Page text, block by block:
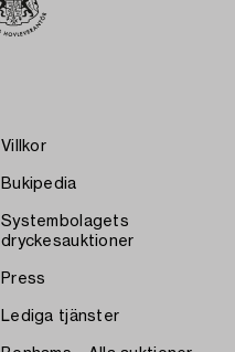
Villkor
Bukipedia
Systembolagets
dryckesauktioner
Press
Lediga tjänster